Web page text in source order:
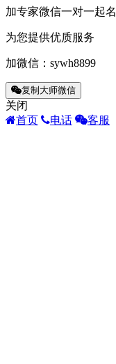
加专家微信一对一起名
为您提供优质服务
加微信： sywh8899
复制大师微信
关闭
首页
电话 客服